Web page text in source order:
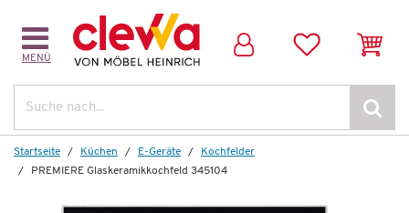
MENÜ
Startseite Küchen E-Geräte
Kochfelder
PREMIERE Glaskeramikkochfeld 345104